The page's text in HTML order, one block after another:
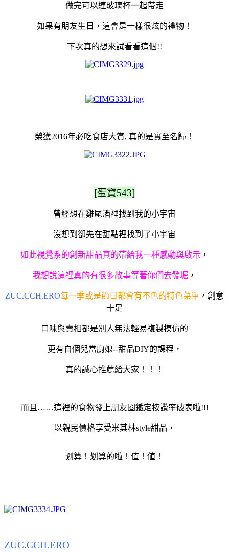
做完可以連玻璃杯一起帶走
如果有朋友生日，這會是一樣很炫的禮物！
下次真的想來試看看這個!!
榮獲2016年必吃食店大賞, 真的是實至名歸！
[蛋寶543]
曾經想在雞尾酒裡找到我的小宇宙
沒想到卻先在甜點裡找到了小宇宙
如此視覺系的創新甜品真的帶給我一種感動與啟示 ，
我想說這裡真的有很多故事等著你們去發堀 ，
ZUC.CCH.ERO每一季或是節日都會有不色的特色菜單 ，創意
十足
口味與賣相都是別人無法輕易複製模仿的
更有自個兒當廚娘--甜品DIY的課程，
真的誠心推薦給大家！！！
而且……這裡的食物發上朋友圈鐵定按讚率破表啦!!!
以親民價格享受米其林style甜品，
划算！划算的啦 ！值！値！
ZUC.CCH.ERO